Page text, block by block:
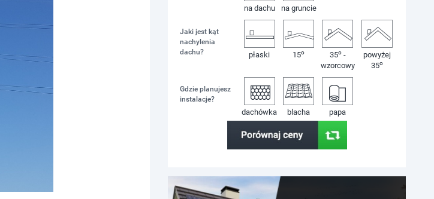
na dachu na gruncie
Jaki jest kąt
nachylenia
dachu?
płaski 15o 35o-
wzorcowy
powyżej
35o
Gdzie planujesz
instalacje?
dachówka blacha papa